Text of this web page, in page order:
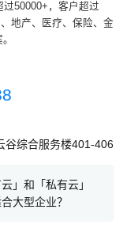
50000+，客户超过
地产、医疗、保险、金
谷综合服务楼401-406
」和「私有云」
大型企业？